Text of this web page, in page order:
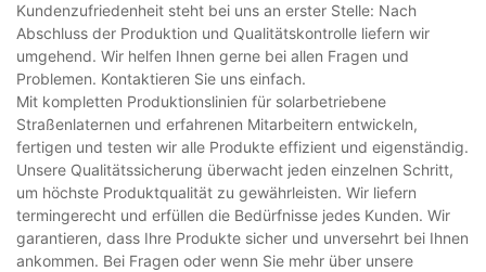
Kundenzufriedenheit steht bei uns an erster Stelle: Nach
Abschluss der Produktion und Qualitätskontrolle liefern wir
umgehend. Wir helfen Ihnen gerne bei allen Fragen und
Problemen. Kontaktieren Sie uns einfach.
Mit kompletten Produktionslinien für solarbetriebene
Straßenlaternen und erfahrenen Mitarbeitern entwickeln,
fertigen und testen wir alle Produkte effizient und eigenständig.
Unsere Qualitätssicherung überwacht jeden einzelnen Schritt,
um höchste Produktqualität zu gewährleisten. Wir liefern
termingerecht und erfüllen die Bedürfnisse jedes Kunden. Wir
garantieren, dass Ihre Produkte sicher und unversehrt bei Ihnen
ankommen. Bei Fragen oder wenn Sie mehr über unsere